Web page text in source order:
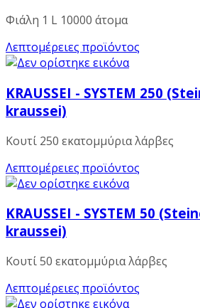
Φιάλη 1 L 10000 άτομα
Λεπτομέρειες προϊόντος
KRAUSSEI - SYSTEM 250
kraussei)
Κουτί 250 εκατομμύρια λάρβες
Λεπτομέρειες προϊόντος
KRAUSSEI - SYSTEM 50
kraussei)
Κουτί 50 εκατομμύρια λάρβες
Λεπτομέρειες προϊόντος